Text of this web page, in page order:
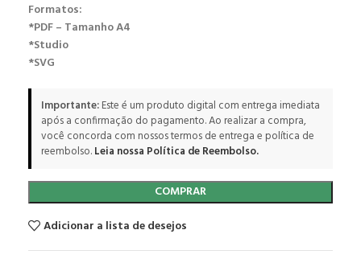
Formatos:
*PDF – Tamanho A4
*Studio
*SVG
Importante:Este é um produto digital com entrega imediata
após a confirmação do pagamento. Ao realizar a compra,
você concorda com nossos termos de entrega e política de
reembolso.Leia nossa Política de Reembolso.
COMPRAR
Adicionar a lista de desejos